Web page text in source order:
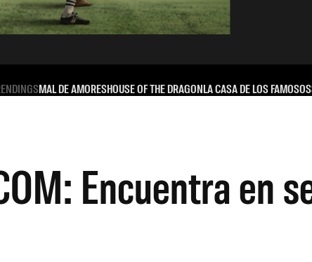
MAL DE AMORESHOUSE OF THE DRAGONLA CASA DE LOS FAMOSOS
Encuentra en